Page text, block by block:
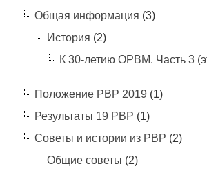
Общая информация (3)
История (2)
К 30-летию ОРВМ. Часть 3
Положение РВР 2019 (1)
Результаты 19 РВР (1)
Советы и истории из РВР (2)
Общие советы (2)